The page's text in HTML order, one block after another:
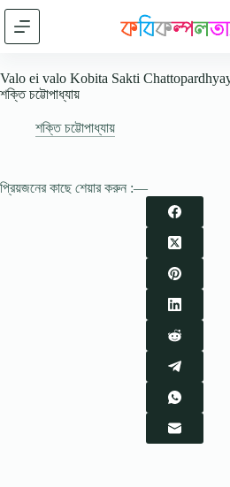
Skip
content
Valo ei valo Kobita Sakti
শক্তি চট্টোপাধ্যায়
শক্তি চট্টোপাধ্যায়
প্রিয়জনের কাছে শেয়ার করুন :—